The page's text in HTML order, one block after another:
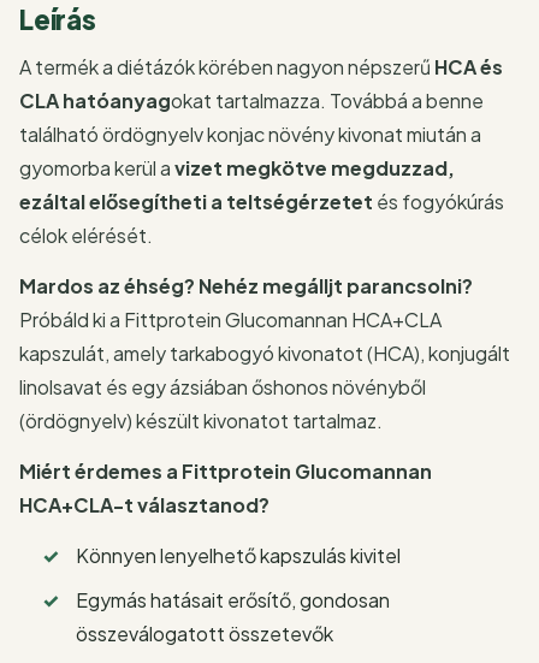
Leírás
A termék a diétázók körében nagyon népszerű HCA és
CLA hatóanyagokat tartalmazza. Továbbá a benne
található ördögnyelv konjac növény kivonat miután a
gyomorba kerül avizet megkötve megduzzad,
ezáltal elősegítheti a teltségérzetet és fogyókúrás
célok elérését.
Mardos az éhség? Nehéz megálljt parancsolni?
Próbáld ki a Fittprotein Glucomannan HCA+CLA
kapszulát, amely tarkabogyó kivonatot (HCA), konjugált
linolsavat és egy ázsiában őshonos növényből
(ördögnyelv) készült kivonatot tartalmaz.
Miért érdemes a Fittprotein Glucomannan
HCA+CLA-t választanod?
Könnyen lenyelhető kapszulás kivitel
Egymás hatásait erősítő, gondosan
összeválogatott összetevők